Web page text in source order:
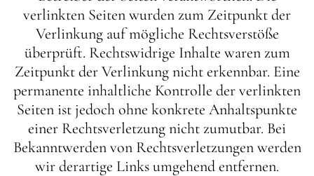
verlinkten Seiten wurden zum Zeitpunkt der
Verlinkung auf mögliche Rechtsverstöße
überprüft. Rechtswidrige Inhalte waren zum
Zeitpunkt der Verlinkung nicht erkennbar. Eine
permanente inhaltliche Kontrolle der verlinkten
Seiten ist jedoch ohne konkrete Anhaltspunkte
einer Rechtsverletzung nicht zumutbar. Bei
Bekanntwerden von Rechtsverletzungen werden
wir derartige Links umgehend entfernen.